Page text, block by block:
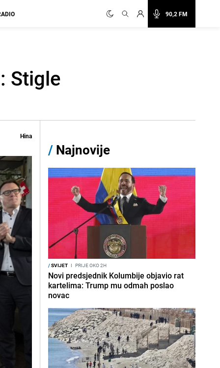
90,2 FM
Stigle
Hina
/ Najnovije
/SVIJET I PRIJE OKO 2H
Novi predsjednik Kolumbije objavio rat
kartelima: Trump mu odmah poslao
novac